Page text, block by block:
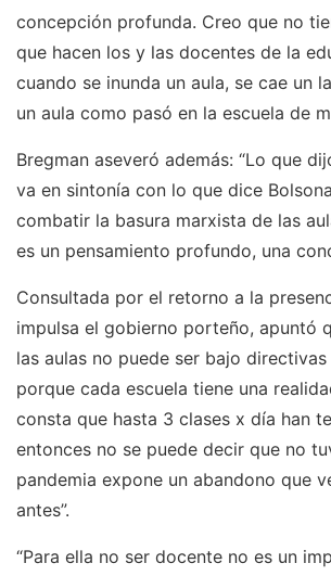
concepción profunda. Creo que no
que hacen los y las docentes de la
cuando se inunda un aula, se cae un
un aula como pasó en la escuela de
Bregman aseveró además: “Lo que
va en sintonía con lo que dice
combatir la basura marxista de las
es un pensamiento profundo, una
Consultada por el retorno a la
impulsa el gobierno porteño, apuntó
las aulas no puede ser bajo directivas
porque cada escuela tiene una
consta que hasta 3 clases x día han
entonces no se puede decir que no
pandemia expone un abandono que
antes”.
“Para ella no ser docente no es un